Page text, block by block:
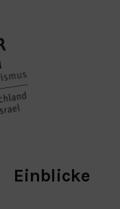
Einblicke